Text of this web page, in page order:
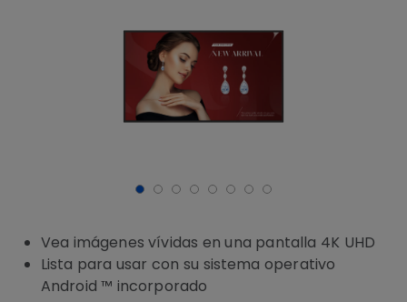
Vea imágenes vívidas en una pantalla 4K UHD
Lista para usar con su sistema operativo
Android ™ incorporado